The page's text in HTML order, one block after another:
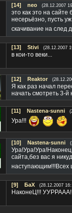
[14] neo (28.12.2007
это как это на
несерьёзно, пусть
скачивание на след
[13] Stivi (28.12.2007
в кои-то веки...
[12] Reaktor
Я как раз начал
начать смотреть 3-
[11] Nastena-sunni
Ура!!!
[10] Nastena-sunni
сайта,без вас я
наступающим!!!Всех
[9] БаХ (28.12.2007
НаконеЦ!!! УУРРААА!